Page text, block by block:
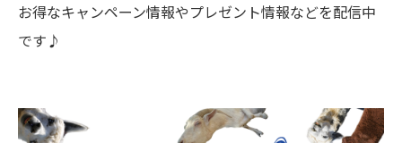
お得なキャンペーン情報やプレゼント情報などを配信中
です♪